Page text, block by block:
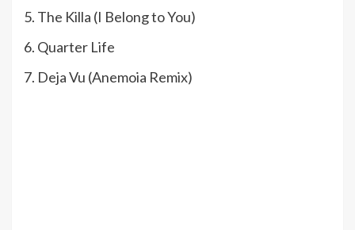
5. The Killa (I Belong to You)
6. Quarter Life
7. Deja Vu (Anemoia Remix)